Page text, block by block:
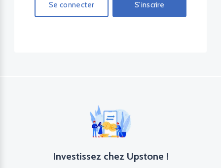
Se connecter S'inscrire
Investissez chez Upstone !